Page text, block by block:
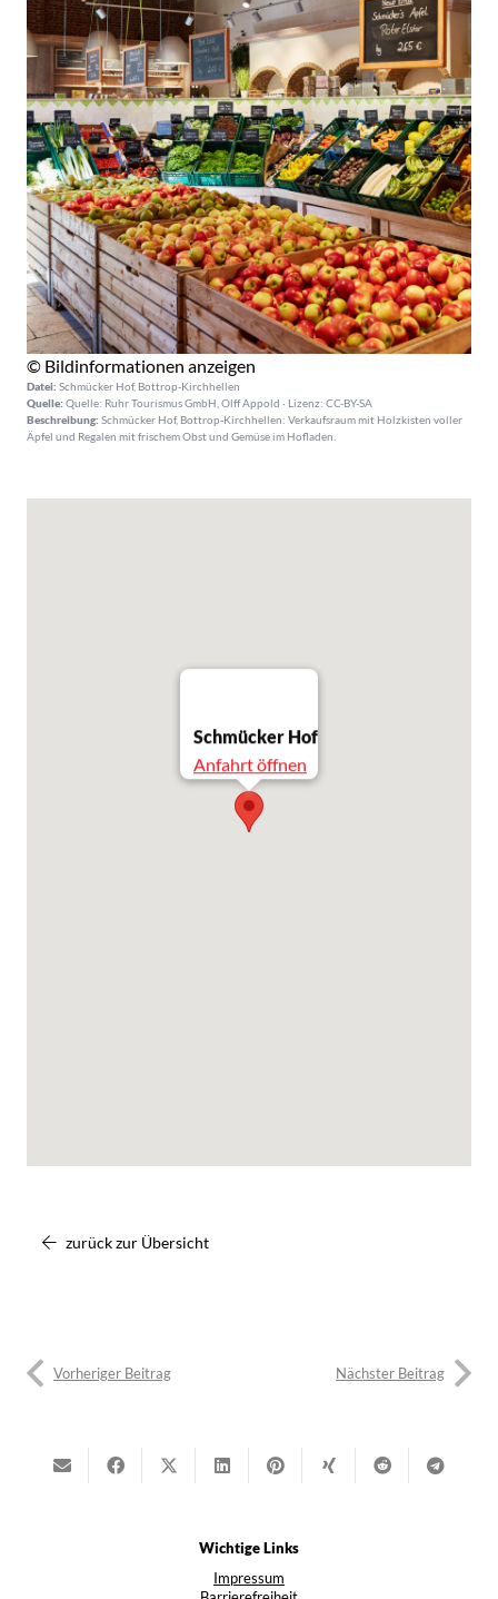
© Bildinformationen anzeigen
Datei: Schmücker Hof, Bottrop-Kirchhellen
Quelle: Quelle: Ruhr Tourismus GmbH, Olff Appold · Lizenz: CC-BY-SA
Beschreibung: Schmücker Hof, Bottrop-Kirchhellen: Verkaufsraum mit Holzkisten voller
Äpfel und Regalen mit frischem Obst und Gemüse im Hofladen.
Schmücker Hof
Anfahrt öffnen
zurück zur Übersicht
Vorheriger Beitrag Nächster Beitrag
Wichtige Links
Impressum